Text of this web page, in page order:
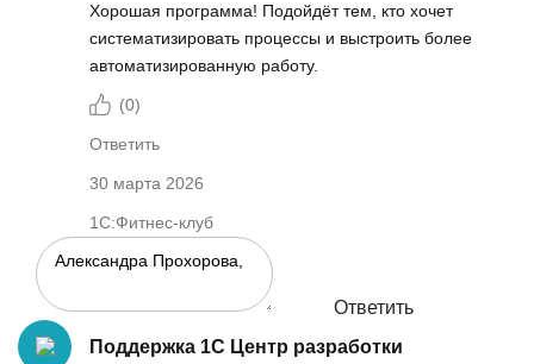
Хорошая программа! Подойдёт тем, кто хочет
систематизировать процессы и выстроить более
автоматизированную работу.
(0)
Ответить
30 марта 2026
1С:Фитнес-клуб
Ответить
Поддержка 1С Центр разработки